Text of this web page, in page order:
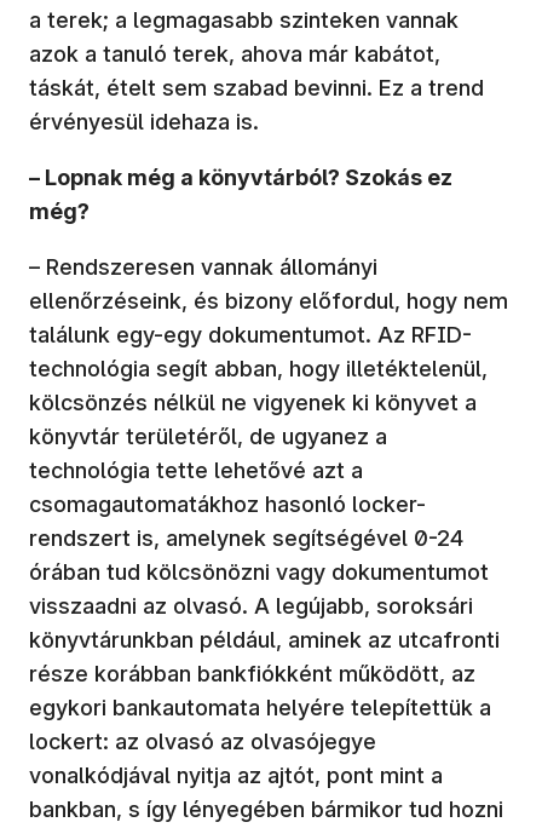
a terek; a legmagasabb szinteken vannak
azok a tanuló terek, ahova már kabátot,
táskát, ételt sem szabad bevinni. Ez a trend
érvényesül idehaza is.
– Lopnak még a könyvtárból? Szokás ez
még?
– Rendszeresen vannak állományi
ellenőrzéseink, és bizony előfordul, hogy nem
találunk egy-egy dokumentumot. Az RFID-
technológia segít abban, hogy illetéktelenül,
kölcsönzés nélkül ne vigyenek ki könyvet a
könyvtár területéről, de ugyanez a
technológia tette lehetővé azt a
csomagautomatákhoz hasonló locker-
rendszert is, amelynek segítségével 0-24
órában tud kölcsönözni vagy dokumentumot
visszaadni az olvasó. A legújabb, soroksári
könyvtárunkban például, aminek az utcafronti
része korábban bankfiókként működött, az
egykori bankautomata helyére telepítettük a
lockert: az olvasó az olvasójegye
vonalkódjával nyitja az ajtót, pont mint a
bankban, s így lényegében bármikor tud hozni